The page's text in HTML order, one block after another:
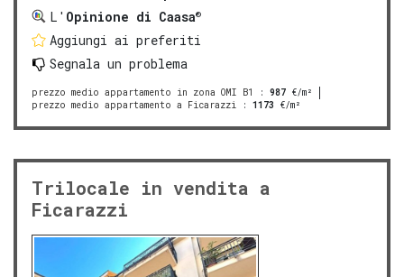
L' Opinione di Caasa®
Aggiungi ai preferiti
Segnala un problema
prezzo medio appartamento in zona OMI B1 : 987 €/m²
prezzo medio appartamento a Ficarazzi : 1173 €/m²
Trilocale in vendita a
Ficarazzi